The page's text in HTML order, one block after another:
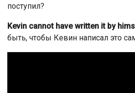
поступил?
Kevin cannot have written it by
быть, чтобы Кевин написал это